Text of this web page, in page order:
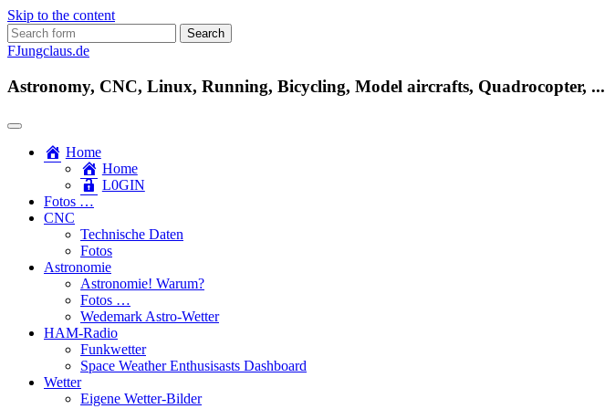
Skip to the content
Search
for:
FJungclaus.de
Astronomy, CNC, Linux, Running, Bicycling, Model aircrafts, Quadrocopter, ...
Home
Home
L​0​​GIN
Fotos …
CNC
Technische Daten
Fotos
Astronomie
Astronomie! Warum?
Fotos …
Wedemark Astro-Wetter
HAM-Radio
Funkwetter
Space Weather Enthusisasts Dashboard
Wetter
Eigene Wetter-Bilder